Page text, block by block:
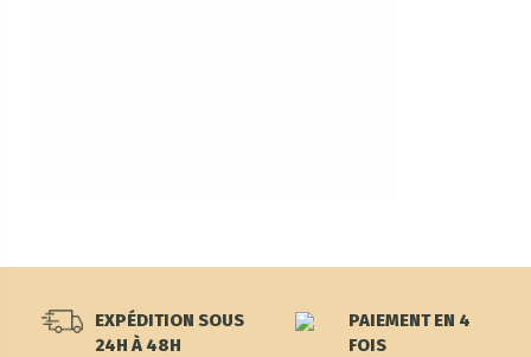
EXPÉDITION SOUS
24H À 48H
PAIEMENT EN 4
FOIS